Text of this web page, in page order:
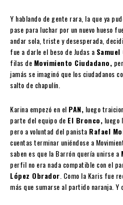
Y hablando de gente rara, la que ya
pase para luchar por un nuevo hueso
andar sola, triste y desesperada,
fue a darle el beso de Judas a
filas de Movimiento Ciudadano,
jamás se imaginó que los ciudadanos
salto de chapulín.
Karina empezó en el PAN, luego
parte del equipo de El Bronco, luego
pero a voluntad del panista Rafael
cuentas terminar uniéndose a
saben es que la Barrón quería unirse a
perfil no era nada compatible con el
López Obrador . Como la Karis fue
más que sumarse al partido naranja. Y